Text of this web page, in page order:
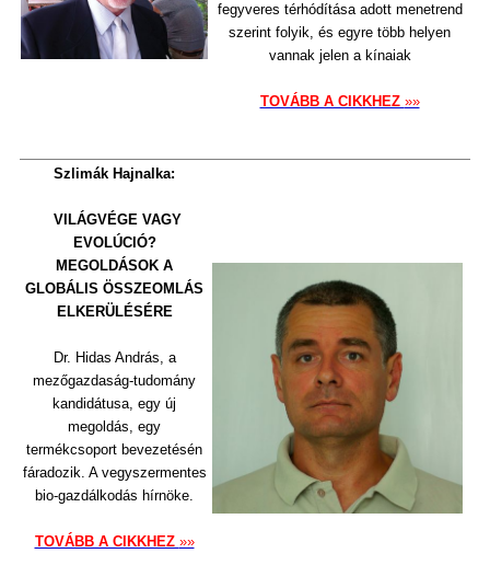
fegyveres térhódítása adott menetrend
szerint folyik, és egyre több helyen
vannak jelen a kínaiak
TOVÁBB A CIKKHEZ »»
Szlimák Hajnalka:
VILÁGVÉGE VAGY
EVOLÚCIÓ?
MEGOLDÁSOK A
GLOBÁLIS ÖSSZEOMLÁS
ELKERÜLÉSÉRE
Dr. Hidas András, a
mezőgazdaság-tudomány
kandidátusa, egy új
megoldás, egy
termékcsoport bevezetésén
fáradozik. A vegyszermentes
bio-gazdálkodás hírnöke.
TOVÁBB A CIKKHEZ »»